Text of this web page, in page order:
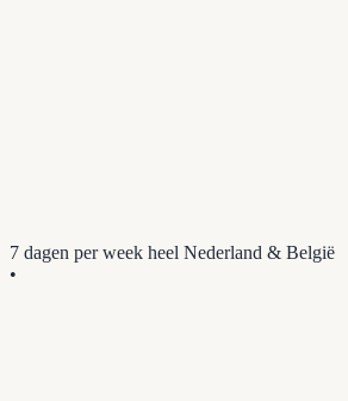
7 dagen per week heel Nederland & België
•